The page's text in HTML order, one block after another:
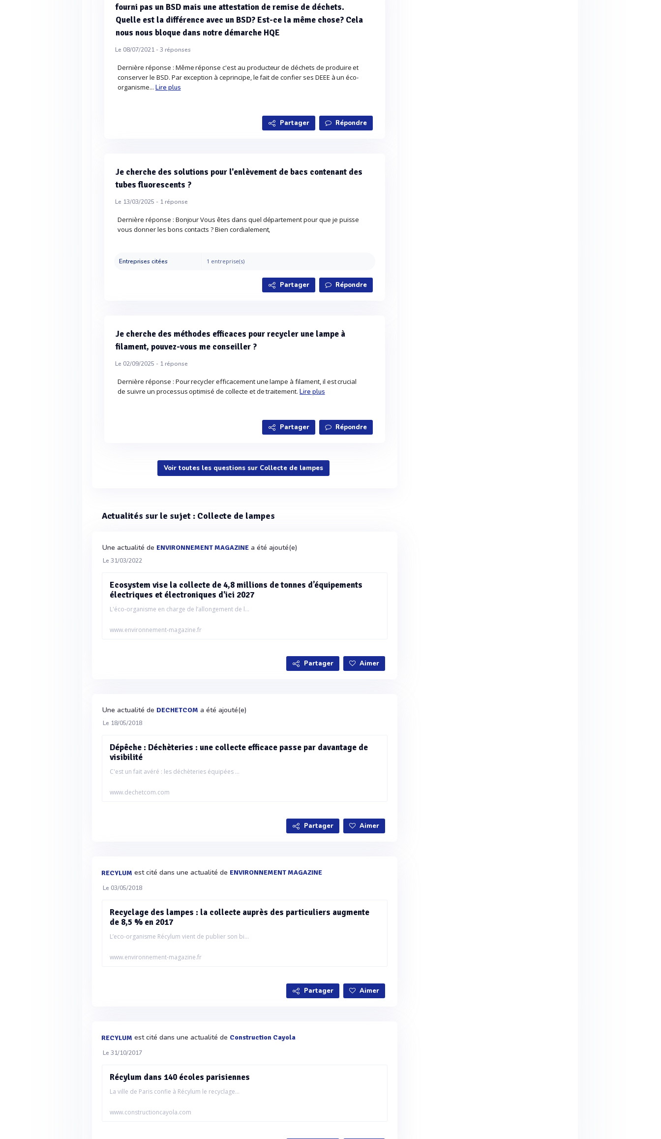
fourni pas un BSD mais une attestation de remise de déchets.
Quelle est la différence avec un BSD? Est-ce la même chose? Cela
nous nous bloque dans notre démarche HQE
Le 08/07/2021 -3 réponses
Dernière réponse : Même réponse c'est au producteur de déchets de produire et
conserver le BSD. Par exception à ceprincipe, le fait de confier ses DEEE à un éco-
organisme... Lire plus
Partager Répondre
Je cherche des solutions pour l'enlèvement de bacs contenant des
tubes fluorescents ?
Le 13/03/2025 - 1réponse
Dernière réponse : Bonjour Vous êtes dans quel département pour que je puisse
vous donner les bons contacts ? Bien cordialement,
Entreprises citées 1 entreprise(s)
Partager Répondre
Je cherche des méthodes efficaces pour recycler une lampe à
filament, pouvez-vous me conseiller ?
Le 02/09/2025 - 1réponse
Dernière réponse : Pour recycler efficacement une lampe à filament, il est crucial
de suivre un processus optimisé de collecte et de traitement. Lire plus
Partager Répondre
Voir toutes les questions sur Collecte de lampes
Actualités sur le sujet : Collecte de lampes
Une actualité de ENVIRONNEMENT MAGAZINE a été ajouté(e)
Le 31/03/2022
Ecosystem vise la collecte de 4,8 millions de tonnes d’équipements
électriques et électroniques d'ici 2027
L'éco-organisme en charge de l’allongement de l...
www.environnement-magazine.fr
Partager Aimer
Une actualité de DECHETCOM a été ajouté(e)
Le 18/05/2018
Dépêche : Déchèteries : une collecte efficace passe par davantage de
visibilité
C'est un fait avéré : les déchèteries équipées ...
www.dechetcom.com
Partager Aimer
RECYLUM est cité dans une actualité de ENVIRONNEMENT MAGAZINE
Le 03/05/2018
Recyclage des lampes : la collecte auprès des particuliers augmente
de 8,5 % en 2017
L’eco-organisme Récylum vient de publier son bi...
www.environnement-magazine.fr
Partager Aimer
RECYLUM est cité dans une actualité de Construction Cayola
Le 31/10/2017
Récylum dans 140 écoles parisiennes
La ville de Paris confie à Récylum le recyclage...
www.constructioncayola.com